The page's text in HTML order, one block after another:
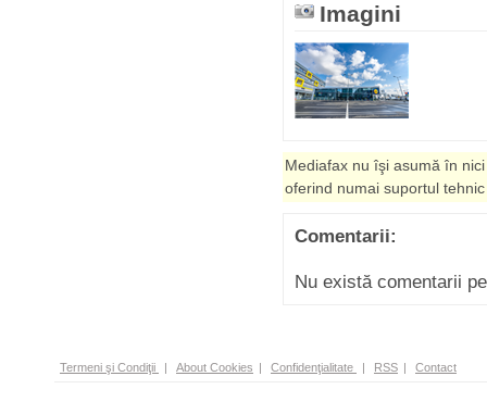
Imagini
Mediafax nu îşi asumă în
oferind numai suportul
Comentarii:
Nu există comentarii
Termeni şi Condiţii | About Cookies | Confidenţialitate | RSS | Contact